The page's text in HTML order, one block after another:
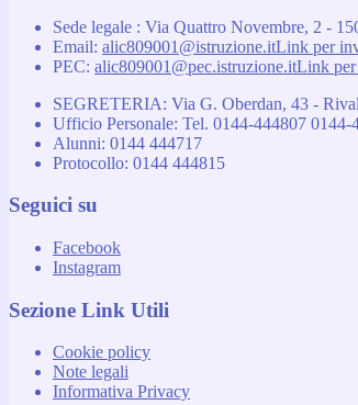
Sede legale : Via Quattro Novembre, 2 -
Email: alic809001@istruzione.itLink per
PEC: alic809001@pec.istruzione.itLink per
SEGRETERIA: Via G. Oberdan, 43 -
Ufficio Personale: Tel. 0144-444807 0144-
Alunni: 0144 444717
Protocollo: 0144 444815
Seguici su
Facebook
Instagram
Sezione Link Utili
Cookie policy
Note legali
Informativa Privacy